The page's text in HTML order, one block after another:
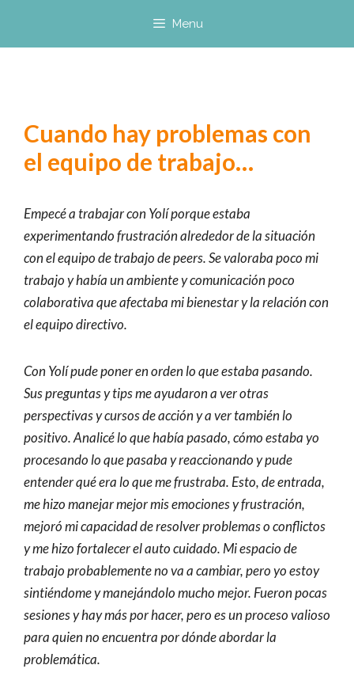
Menu
Cuando hay problemas con
el equipo de trabajo…
Empecé a trabajar con Yolí porque estaba
experimentando frustración alrededor de la situación
con el equipo de trabajo de peers. Se valoraba poco mi
trabajo y había un ambiente y comunicación poco
colaborativa que afectaba mi bienestar y la relación con
el equipo directivo.
Con Yolí pude poner en orden lo que estaba pasando.
Sus preguntas y tips me ayudaron a ver otras
perspectivas y cursos de acción y a ver también lo
positivo. Analicé lo que había pasado, cómo estaba yo
procesando lo que pasaba y reaccionando y pude
entender qué era lo que me frustraba. Esto, de entrada,
me hizo manejar mejor mis emociones y frustración,
mejoró mi capacidad de resolver problemas o conflictos
y me hizo fortalecer el auto cuidado. Mi espacio de
trabajo probablemente no va a cambiar, pero yo estoy
sintiéndome y manejándolo mucho mejor. Fueron pocas
sesiones y hay más por hacer, pero es un proceso valioso
para quien no encuentra por dónde abordar la
problemática.